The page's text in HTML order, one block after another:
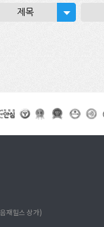
제목
재힐스 상가)